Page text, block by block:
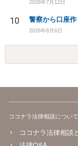
2026年7月12日
10 警察から口座作
2026年8月6日
ココナラ法律相談について
ココナラ法律相談